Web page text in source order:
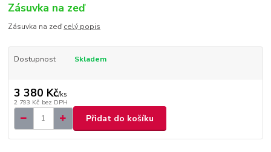
Zásuvka na zeď
Zásuvka na zeďcelý popis
Dostupnost Skladem
3 380 Kč/ks
2 793 Kč bez DPH
Přidat do košíku